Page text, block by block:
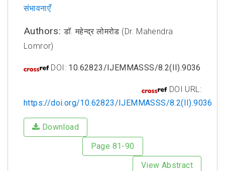
संभावनाएँ
Authors:डॉ. महेन्द्र लोमरोड (Dr. Mahendra
Lomror)
DOI: 10.62823/IJEMMASSS/8.2(II).9036
DOI URL:
https://doi.org/10.62823/IJEMMASSS/8.2(II).9036
Download
Page 81-90
View Abstract